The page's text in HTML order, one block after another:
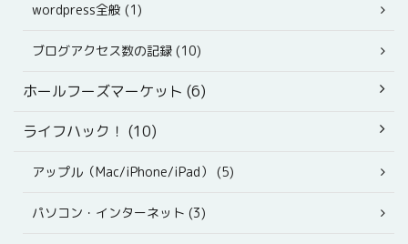
wordpress全般 (1)
ブログアクセス数の記録 (10)
ホールフーズマーケット (6)
ライフハック！ (10)
アップル（Mac/iPhone/iPad） (5)
パソコン・インターネット (3)